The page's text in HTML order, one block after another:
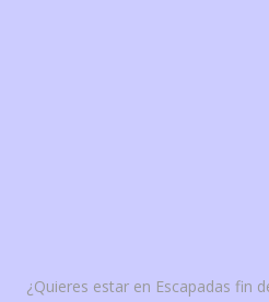
¿Quieres estar en Escapadas fin